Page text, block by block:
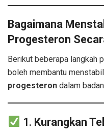
Bagaimana
Progesteron
Berikut beberapa langkah
boleh membantu
progesteron dalam
1. Kurangkan